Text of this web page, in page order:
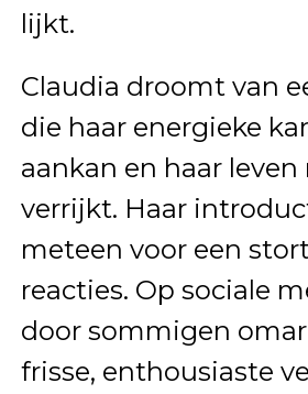
lijkt.
Claudia droomt van
die haar energieke
aankan en haar
verrijkt. Haar
meteen voor een
reacties. Op sociale
door sommigen
frisse, enthousiaste